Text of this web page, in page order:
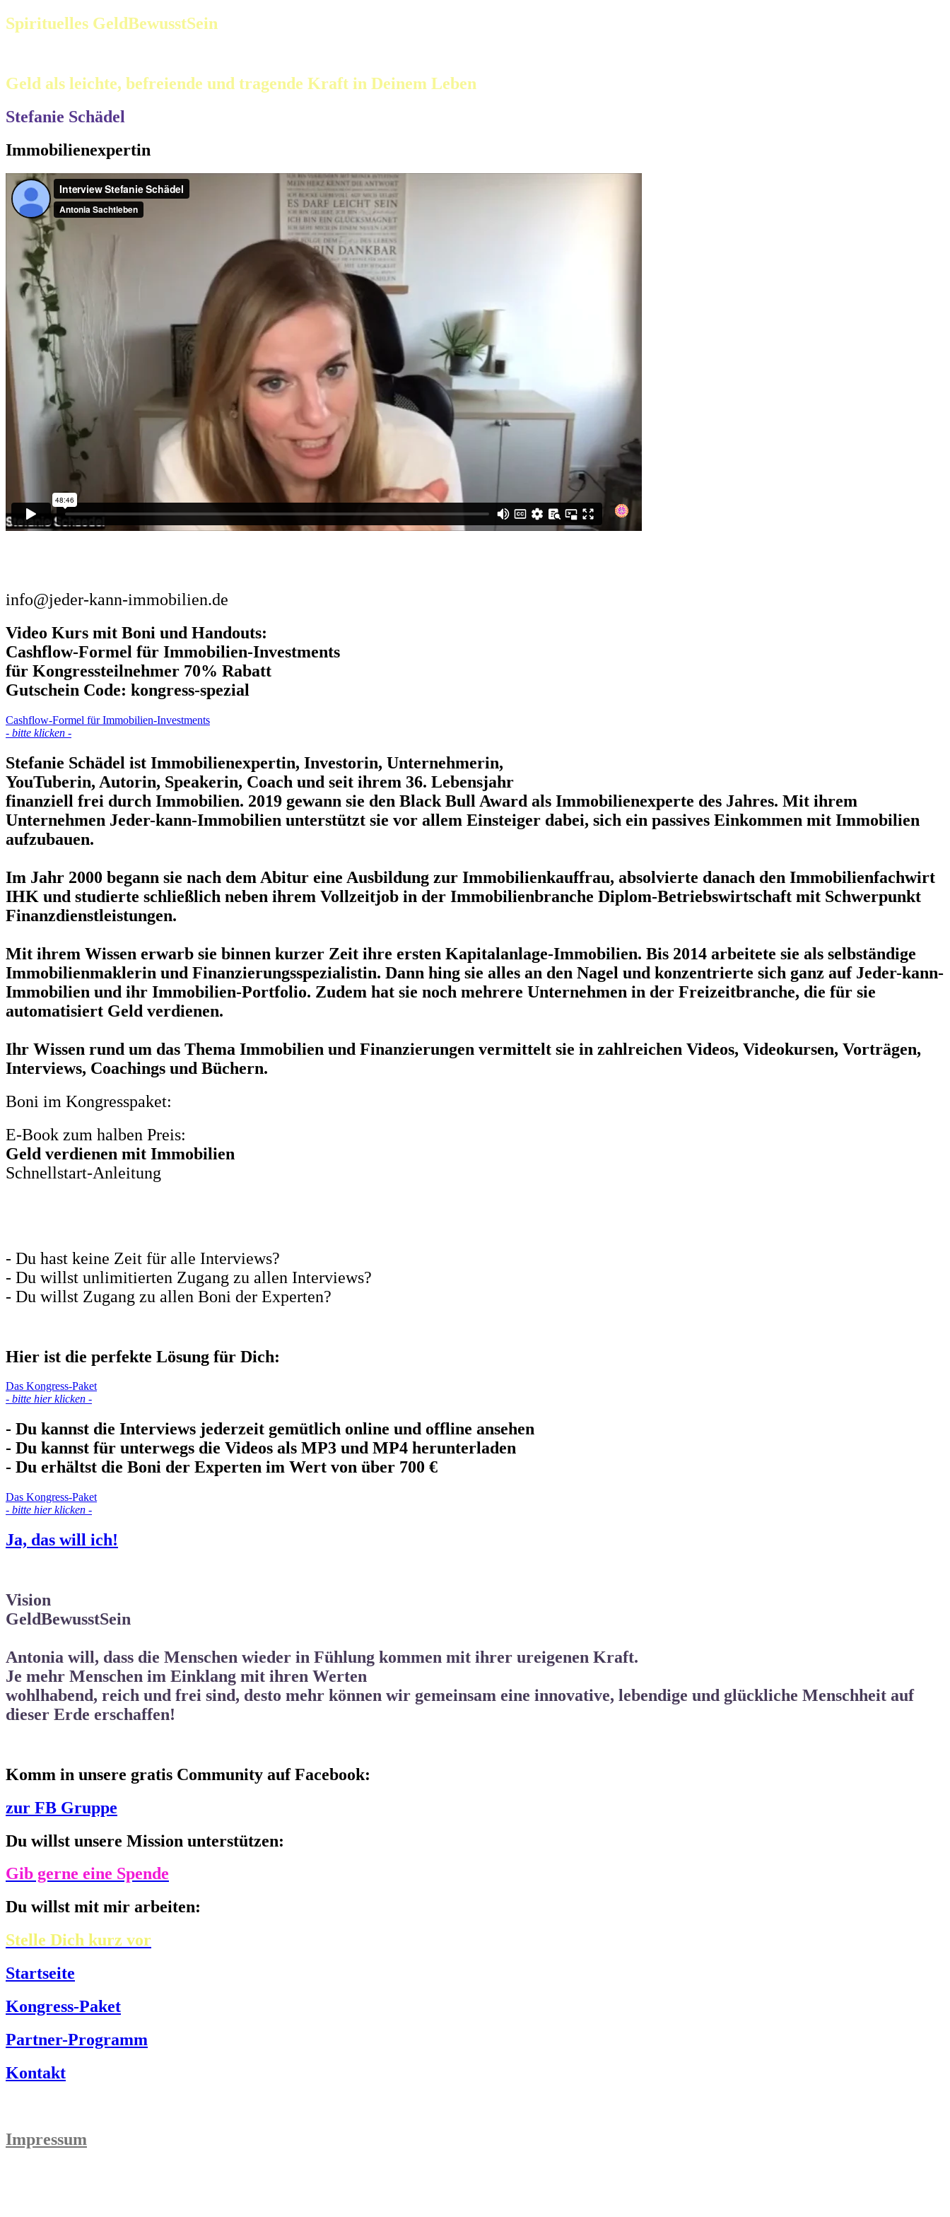
Spirituelles GeldBewusstSein
Geld als leichte, befreiende und tragende Kraft in Deinem Leben
Stefanie Schädel
Immobilienexpertin
info@jeder-kann-immobilien.de
Video Kurs mit Boni und Handouts:
Cashflow-Formel für Immobilien-Investments
für Kongressteilnehmer 70% Rabatt
Gutschein Code: kongress-spezial
Cashflow-Formel für Immobilien-Investments
- bitte klicken -
Stefanie Schädel ist Immobilienexpertin, Investorin, Unternehmerin,
YouTuberin, Autorin, Speakerin, Coach und seit ihrem 36. Lebensjahr
finanziell frei durch Immobilien. 2019 gewann sie den Black Bull Award als Immobilienexperte des Jahres. Mit ihrem
Unternehmen Jeder-kann-Immobilien unterstützt sie vor allem Einsteiger dabei, sich ein passives Einkommen mit Immobilien
aufzubauen.
Im Jahr 2000 begann sie nach dem Abitur eine Ausbildung zur Immobilienkauffrau, absolvierte danach den Immobilienfachwirt
IHK und studierte schließlich neben ihrem Vollzeitjob in der Immobilienbranche Diplom-Betriebswirtschaft mit Schwerpunkt
Finanzdienstleistungen.
Mit ihrem Wissen erwarb sie binnen kurzer Zeit ihre ersten Kapitalanlage-Immobilien. Bis 2014 arbeitete sie als selbständige
Immobilienmaklerin und Finanzierungsspezialistin. Dann hing sie alles an den Nagel und konzentrierte sich ganz auf Jeder-kann-
Immobilien und ihr Immobilien-Portfolio. Zudem hat sie noch mehrere Unternehmen in der Freizeitbranche, die für sie
automatisiert Geld verdienen.
Ihr Wissen rund um das Thema Immobilien und Finanzierungen vermittelt sie in zahlreichen Videos, Videokursen, Vorträgen,
Interviews, Coachings und Büchern.
Boni im Kongresspaket:
E-Book zum halben Preis:
Geld verdienen mit Immobilien
Schnellstart-Anleitung
- Du hast keine Zeit für alle Interviews?
- Du willst unlimitierten Zugang zu allen Interviews?
- Du willst Zugang zu allen Boni der Experten?
Hier ist die perfekte Lösung für Dich:
Das Kongress-Paket
- bitte hier klicken -
- Du kannst die Interviews jederzeit gemütlich online und offline ansehen
- Du kannst für unterwegs die Videos als MP3 und MP4 herunterladen
- Du erhältst die Boni der Experten im Wert von über 700 €
Das Kongress-Paket
- bitte hier klicken -
Ja, das will ich!
Vision
GeldBewusstSein
Antonia will, dass die Menschen wieder in Fühlung kommen mit ihrer ureigenen Kraft.
Je mehr Menschen im Einklang mit ihren Werten
wohlhabend, reich und frei sind, desto mehr können wir gemeinsam eine innovative, lebendige und glückliche Menschheit auf
dieser Erde erschaffen!
Komm in unsere gratis Community auf Facebook:
zur FB Gruppe
Du willst unsere Mission unterstützen:
Gib gerne eine Spende
Du willst mit mir arbeiten:
Stelle Dich kurz vor
Startseite
Kongress-Paket
Partner-Programm
Kontakt
Impressum